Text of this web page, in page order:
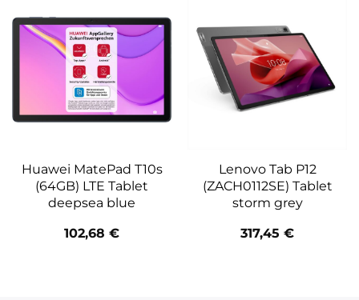
Huawei MatePad T10s
(64GB) LTE Tablet
deepsea blue
102,68 €
Lenovo Tab P12
(ZACH0112SE) Tablet
storm grey
317,45 €